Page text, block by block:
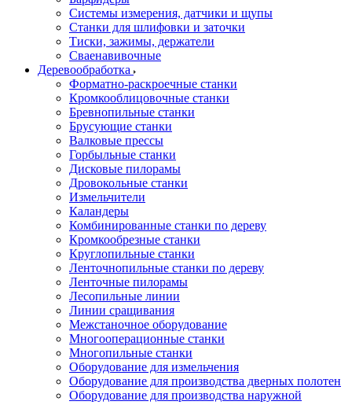
Системы измерения, датчики и щупы
Станки для шлифовки и заточки
Тиски, зажимы, держатели
Cваенавивочные
Деревообработка
Форматно-раскроечные станки
Кромкооблицовочные станки
Бревнопильные станки
Брусующие станки
Валковые прессы
Горбыльные станки
Дисковые пилорамы
Дровокольные станки
Измельчители
Каландеры
Комбинированные станки по дереву
Кромкообрезные станки
Круглопильные станки
Ленточнопильные станки по дереву
Ленточные пилорамы
Лесопильные линии
Линии сращивания
Межстаночное оборудование
Многооперационные станки
Многопильные станки
Оборудование для измельчения
Оборудование для производства дверных полотен
Оборудование для производства наружной